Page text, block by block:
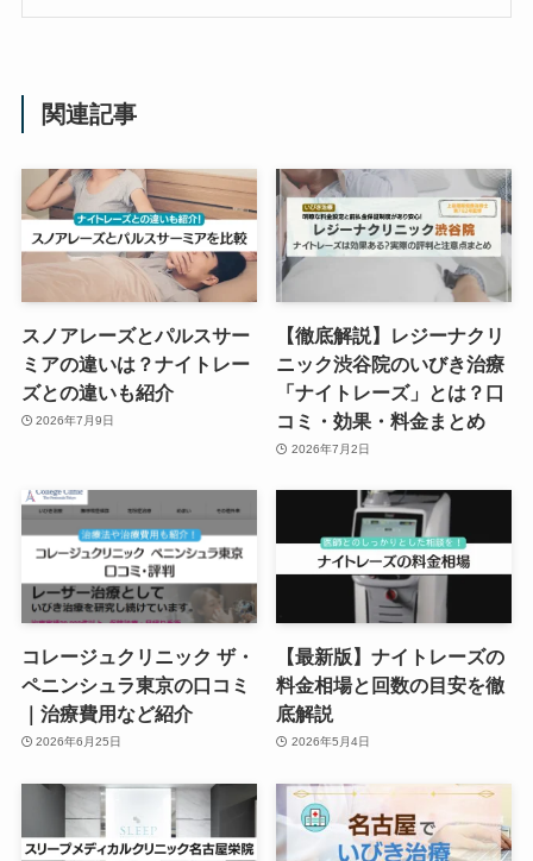
関連記事
スノアレーズとパルスサー
ミアの違いは？ナイトレー
ズとの違いも紹介
2026年7月9日
【徹底解説】レジーナクリ
ニック渋谷院のいびき治療
「ナイトレーズ」とは？口
コミ・効果・料金まとめ
2026年7月2日
コレージュクリニック ザ・
ペニンシュラ東京の口コミ
｜治療費用など紹介
2026年6月25日
【最新版】ナイトレーズの
料金相場と回数の目安を徹
底解説
2026年5月4日